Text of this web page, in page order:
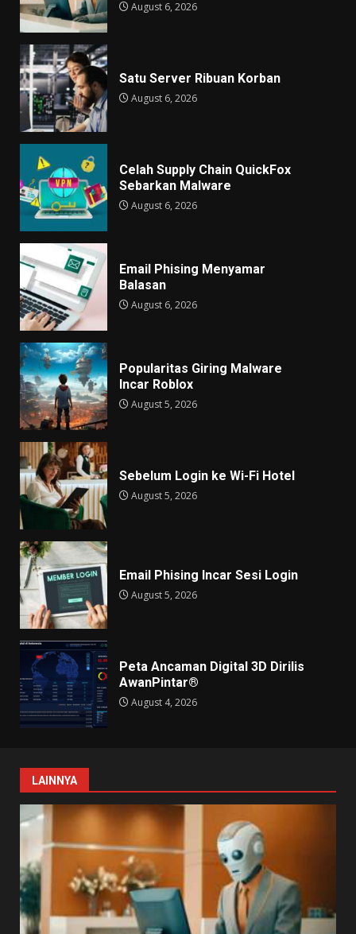
August 6, 2026
Satu Server Ribuan Korban
August 6, 2026
Celah Supply Chain QuickFox
Sebarkan Malware
August 6, 2026
Email Phising Menyamar
Balasan
August 6, 2026
Popularitas Giring Malware
Incar Roblox
August 5, 2026
Sebelum Login ke Wi-Fi Hotel
August 5, 2026
Email Phising Incar Sesi Login
August 5, 2026
Peta Ancaman Digital 3D Dirilis
AwanPintar®
August 4, 2026
LAINNYA